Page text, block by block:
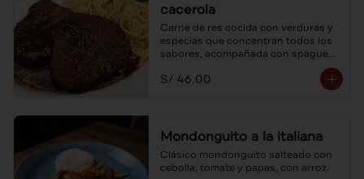
cacerola
Carne de res cocida con verduras y
especias que concentran todos los
sabores, acompañada con spaguetti
S/ 46.00
Mondonguito a la italiana
Clásico mondonguito salteado con
cebolla, tomate y papas, con arroz.